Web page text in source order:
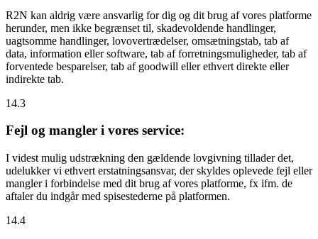
R2N kan aldrig være ansvarlig for dig og dit brug af vores platforme
herunder, men ikke begrænset til, skadevoldende handlinger,
uagtsomme handlinger, lovovertrædelser, omsætningstab, tab af
data, information eller software, tab af forretningsmuligheder, tab af
forventede besparelser, tab af goodwill eller ethvert direkte eller
indirekte tab.
14.3
Fejl og mangler i vores service:
I videst mulig udstrækning den gældende lovgivning tillader det,
udelukker vi ethvert erstatningsansvar, der skyldes oplevede fejl eller
mangler i forbindelse med dit brug af vores platforme, fx ifm. de
aftaler du indgår med spisestederne på platformen.
14.4